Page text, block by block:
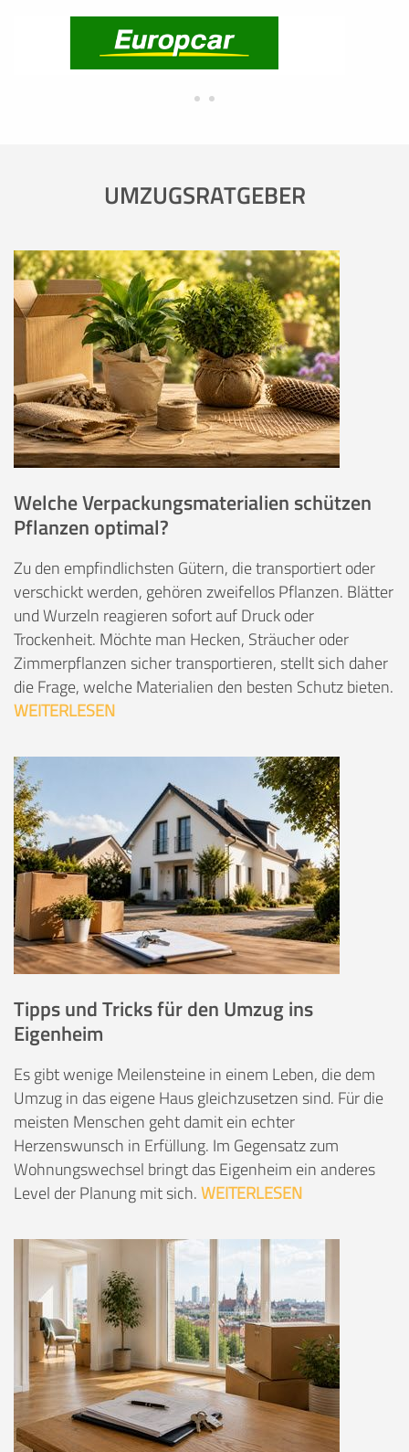
UMZUGSRATGEBER
Welche Verpackungsmaterialien schützen
Pflanzen optimal?
Zu den empfindlichsten Gütern, die transportiert oder
verschickt werden, gehören zweifellos Pflanzen. Blätter
und Wurzeln reagieren sofort auf Druck oder
Trockenheit. Möchte man Hecken, Sträucher oder
Zimmerpflanzen sicher transportieren, stellt sich daher
die Frage, welche Materialien den besten Schutz bieten.
WEITERLESEN
Tipps und Tricks für den Umzug ins
Eigenheim
Es gibt wenige Meilensteine in einem Leben, die dem
Umzug in das eigene Haus gleichzusetzen sind. Für die
meisten Menschen geht damit ein echter
Herzenswunsch in Erfüllung. Im Gegensatz zum
Wohnungswechsel bringt das Eigenheim ein anderes
Level der Planung mit sich.WEITERLESEN